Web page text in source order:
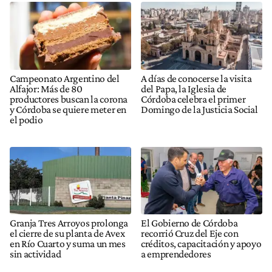
Campeonato Argentino del
Alfajor: Más de 80
productores buscan la corona
y Córdoba se quiere meter en
el podio
A días de conocerse la visita
del Papa, la Iglesia de
Córdoba celebra el primer
Domingo de la Justicia Social
Granja Tres Arroyos prolonga
el cierre de su planta de Avex
en Río Cuarto y suma un mes
sin actividad
El Gobierno de Córdoba
recorrió Cruz del Eje con
créditos, capacitación y apoyo
a emprendedores